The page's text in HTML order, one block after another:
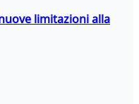
limitazioni alla